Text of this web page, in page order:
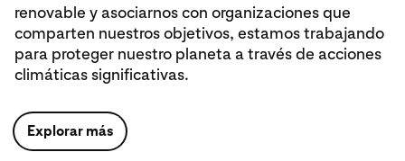
renovable y asociarnos con organizaciones que
comparten nuestros objetivos, estamos trabajando
para proteger nuestro planeta a través de acciones
climáticas significativas.
Explorar más